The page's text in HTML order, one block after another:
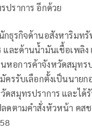
ปราการ อีกด้วย
กธุรกิจด้านอสังหาริมท
และด้านน้ำมันเชื้อเพลิง
หอการค้าจังหวัดสมุทร
ครรับเลือกตั้งเป็นนายก
ดสมุทรปราการ และได้
ดตามคำสั่งหัวหน้า คส